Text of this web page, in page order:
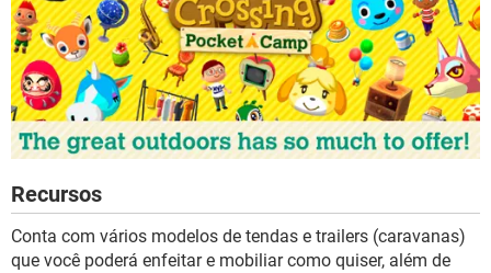
Recursos
Conta com vários modelos de tendas e trailers (caravanas)
que você poderá enfeitar e mobiliar como quiser, além de